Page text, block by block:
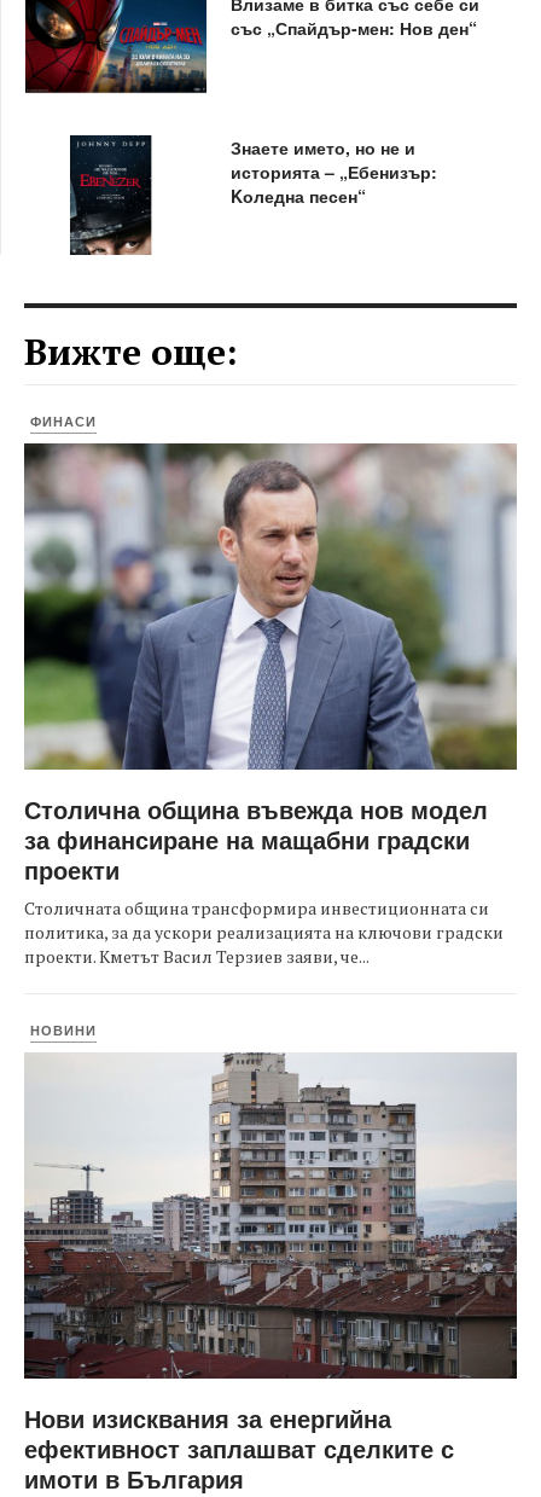
със „Спайдър-мен: Нов ден“
Знаете името, но не и
историята – „Ебенизър:
Kоледна песен“
Вижте още:
ФИНАСИ
Столична община въвежда нов модел
за финансиране на мащабни градски
проекти
Столичната община трансформира инвестиционната си
политика, за да ускори реализацията на ключови градски
проекти. Кметът Васил Терзиев заяви, че...
НОВИНИ
Нови изисквания за енергийна
ефективност заплашват сделките с
имоти в България